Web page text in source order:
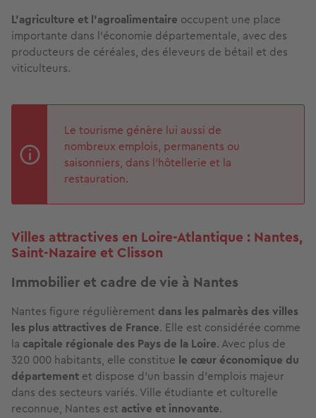
L’agriculture et l’agroalimentaire occupent une place
importante dans l’économie départementale, avec des
producteurs de céréales, des éleveurs de bétail et des
viticulteurs.
Le tourisme génère lui aussi de
nombreux emplois, permanents ou
saisonniers, dans l’hôtellerie et la
restauration.
Villes attractives en Loire-Atlantique : Nantes,
Saint-Nazaire et Clisson
Immobilier et cadre de vie à Nantes
Nantes figure régulièrement dans les palmarès des villes
les plus attractives de France. Elle est considérée comme
la capitale régionale des Pays de la Loire. Avec plus de
320 000 habitants, elle constitue le cœur économique du
département et dispose d’un bassin d’emplois majeur
dans des secteurs variés. Ville étudiante et culturelle
reconnue, Nantes est active et innovante.